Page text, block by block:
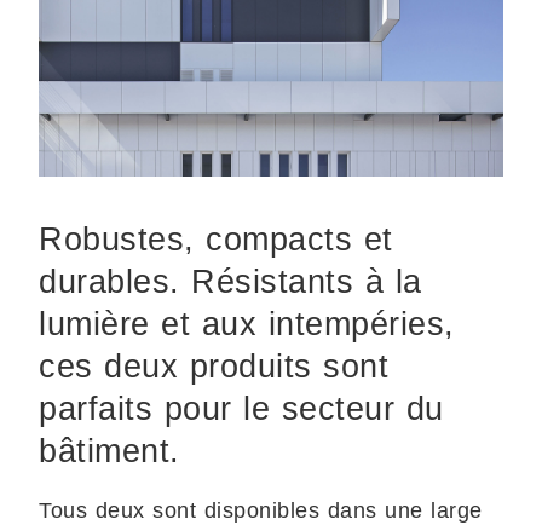
Robustes, compacts et
durables. Résistants à la
lumière et aux intempéries,
ces deux produits sont
parfaits pour le secteur du
bâtiment.
Tous deux sont disponibles dans une large